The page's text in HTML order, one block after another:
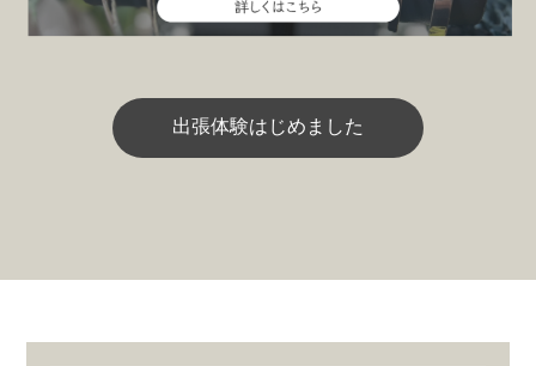
出張体験はじめました